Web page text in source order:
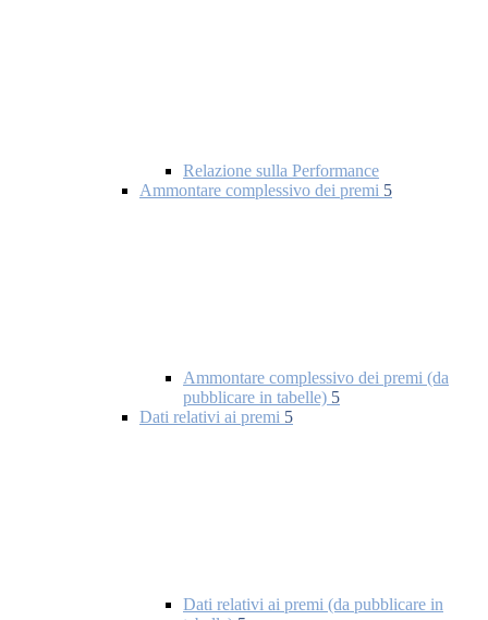
Relazione sulla Performance
Ammontare complessivo dei premi 5
Ammontare complessivo dei premi (da
pubblicare in tabelle) 5
Dati relativi ai premi 5
Dati relativi ai premi (da pubblicare in